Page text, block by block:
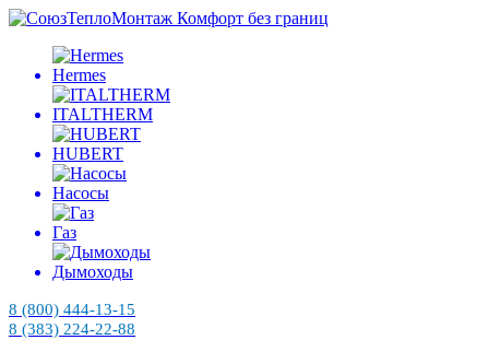
Комфорт без границ
Hermes
ITALTHERM
HUBERT
Насосы
Газ
Дымоходы
8 (800) 444-13-15
8 (383) 224-22-88